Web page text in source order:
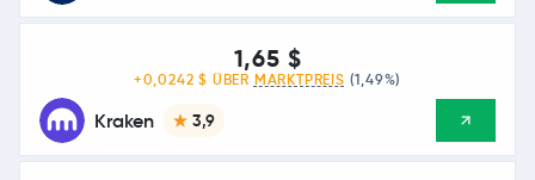
Kraken 3,9
1,65 $
+0,0242 $ ÜBER MARKTPREIS (1,49%)